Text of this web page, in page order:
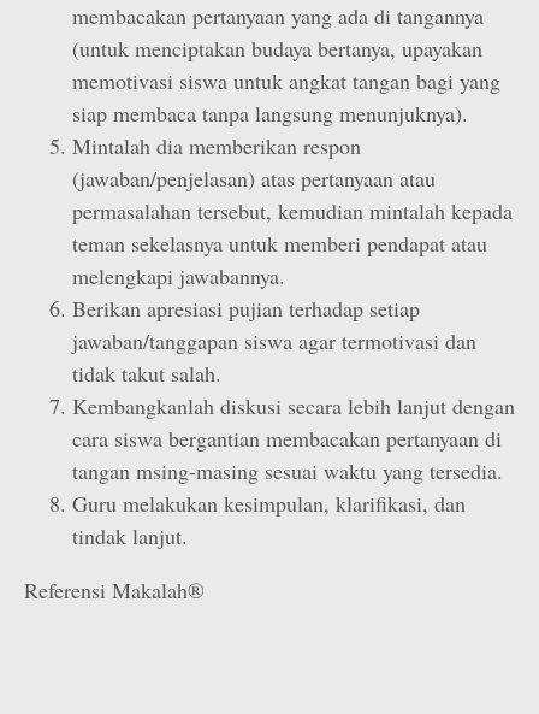
membacakan pertanyaan yang ada di tangannya
(untuk menciptakan budaya bertanya, upayakan
memotivasi siswa untuk angkat tangan bagi yang
siap membaca tanpa langsung menunjuknya).
Mintalah dia memberikan respon
(jawaban/penjelasan) atas pertanyaan atau
permasalahan tersebut, kemudian mintalah kepada
teman sekelasnya untuk memberi pendapat atau
melengkapi jawabannya.
Berikan apresiasi pujian terhadap setiap
jawaban/tanggapan siswa agar termotivasi dan
tidak takut salah.
Kembangkanlah diskusi secara lebih lanjut dengan
cara siswa bergantian membacakan pertanyaan di
tangan msing-masing sesuai waktu yang tersedia.
Guru melakukan kesimpulan, klarifikasi, dan
tindak lanjut.
Referensi Makalah®